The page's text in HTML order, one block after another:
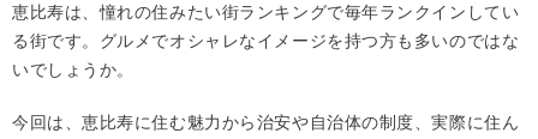
恵比寿は、憧れの住みたい街ランキングで毎年ランクインしてい
る街です。グルメでオシャレなイメージを持つ方も多いのではな
いでしょうか。
今回は、恵比寿に住む魅力から治安や自治体の制度、実際に住ん